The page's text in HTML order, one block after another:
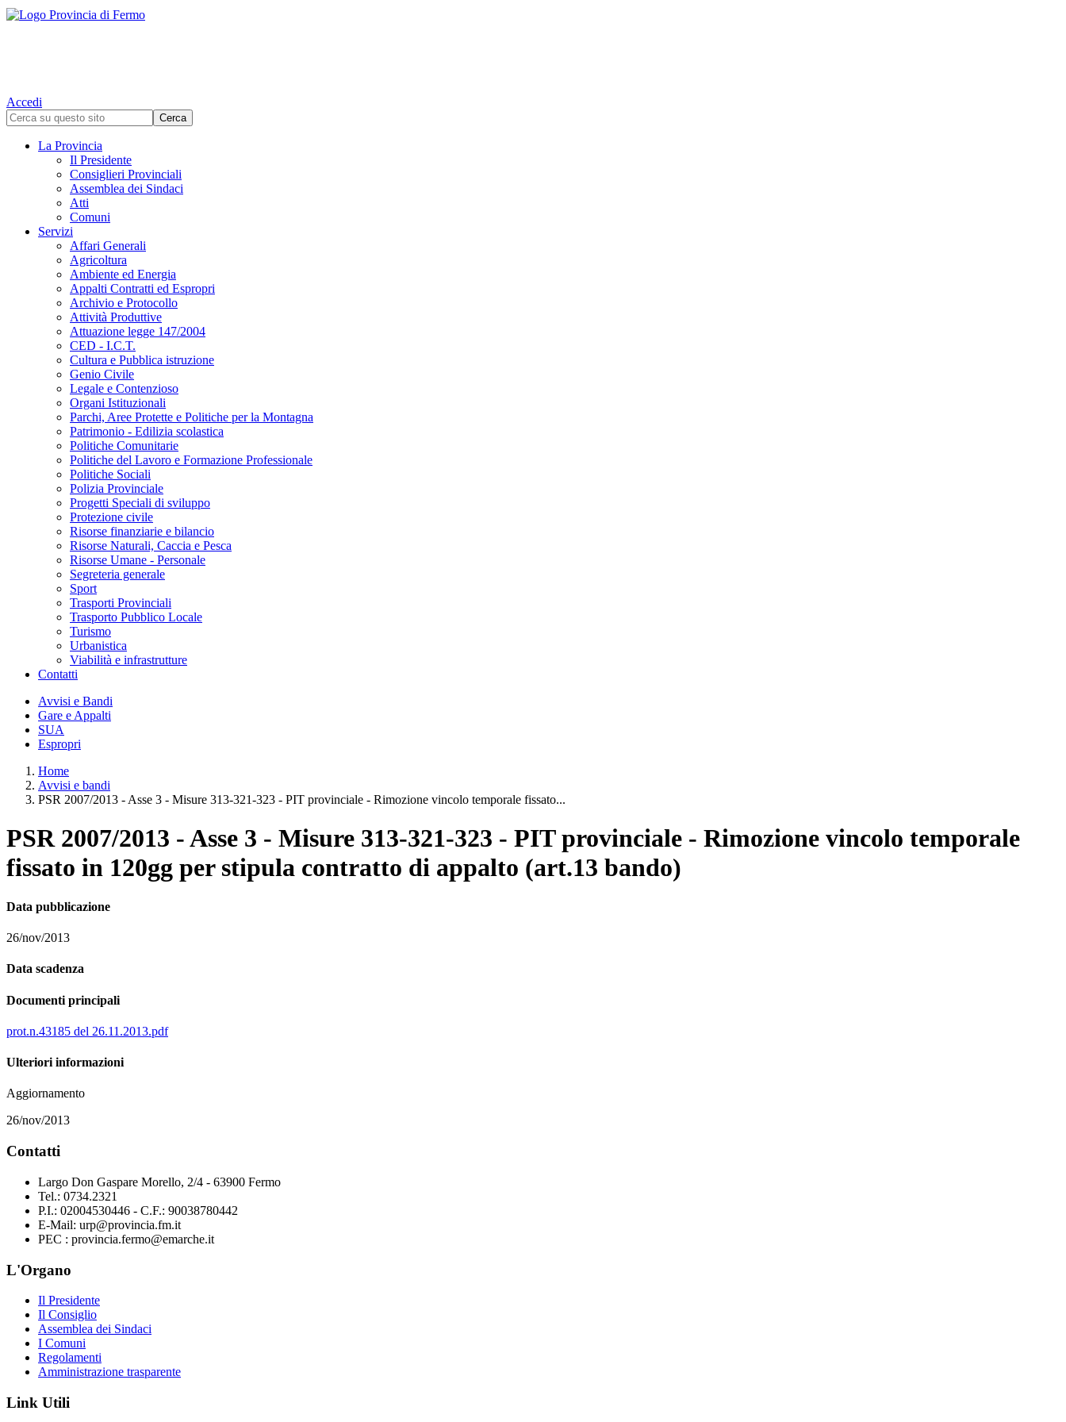
Accedi
La Provincia
Il Presidente
Consiglieri Provinciali
Assemblea dei Sindaci
Atti
Comuni
Servizi
Affari Generali
Agricoltura
Ambiente ed Energia
Appalti Contratti ed Espropri
Archivio e Protocollo
Attività Produttive
Attuazione legge 147/2004
CED - I.C.T.
Cultura e Pubblica istruzione
Genio Civile
Legale e Contenzioso
Organi Istituzionali
Parchi, Aree Protette e Politiche per la Montagna
Patrimonio - Edilizia scolastica
Politiche Comunitarie
Politiche del Lavoro e Formazione Professionale
Politiche Sociali
Polizia Provinciale
Progetti Speciali di sviluppo
Protezione civile
Risorse finanziarie e bilancio
Risorse Naturali, Caccia e Pesca
Risorse Umane - Personale
Segreteria generale
Sport
Trasporti Provinciali
Trasporto Pubblico Locale
Turismo
Urbanistica
Viabilità e infrastrutture
Contatti
Avvisi e Bandi
Gare e Appalti
SUA
Espropri
Home
Avvisi e bandi
PSR 2007/2013 - Asse 3 - Misure 313-321-323 - PIT provinciale - Rimozione vincolo temporale fissato...
PSR 2007/2013 - Asse 3 - Misure 313-321-323 - PIT provinciale - Rimozione vincolo temporale
fissato in 120gg per stipula contratto di appalto (art.13 bando)
Data pubblicazione
26/nov/2013
Data scadenza
Documenti principali
prot.n.43185 del 26.11.2013.pdf
Ulteriori informazioni
Aggiornamento
26/nov/2013
Contatti
Largo Don Gaspare Morello, 2/4 - 63900 Fermo
Tel.: 0734.2321
P.I.: 02004530446 - C.F.: 90038780442
E-Mail: urp@provincia.fm.it
PEC : provincia.fermo@emarche.it
L'Organo
Il Presidente
Il Consiglio
Assemblea dei Sindaci
I Comuni
Regolamenti
Amministrazione trasparente
Link Utili